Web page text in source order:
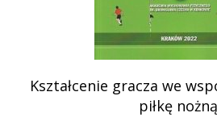
Kształcenie gracza we
piłkę nożną